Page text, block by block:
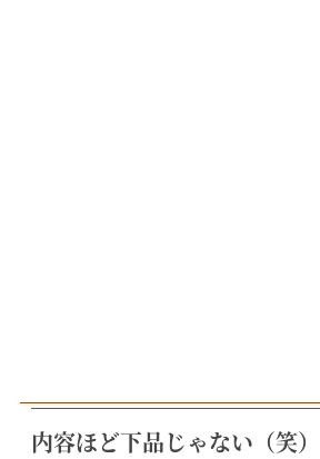
内容ほど下品じゃない（笑）